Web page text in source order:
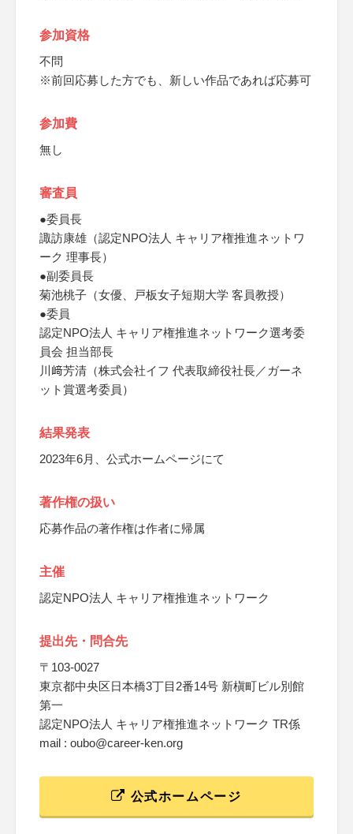
参加資格
不問
※前回応募した方でも、新しい作品であれば応募可
参加費
無し
審査員
●委員長
諏訪康雄（認定NPO法人 キャリア権推進ネットワ
ーク 理事長）
●副委員長
菊池桃子（女優、戸板女子短期大学 客員教授）
●委員
認定NPO法人 キャリア権推進ネットワーク選考委
員会 担当部長
川﨑芳清（株式会社イフ 代表取締役社長／ガーネ
ット賞選考委員）
結果発表
2023年6月、公式ホームページにて
著作権の扱い
応募作品の著作権は作者に帰属
主催
認定NPO法人 キャリア権推進ネットワーク
提出先・問合先
〒103-0027
東京都中央区日本橋3丁目2番14号 新槇町ビル別館
第一
認定NPO法人 キャリア権推進ネットワーク TR係
mail : oubo@career-ken.org
公式ホームページ